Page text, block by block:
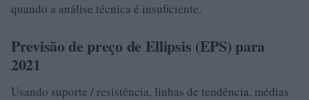
quando a análise técnica é insuficiente.
Previsão de preço de Ellipsis (EPS) para
2021
Usando suporte / resistência, linhas de tendência, médias